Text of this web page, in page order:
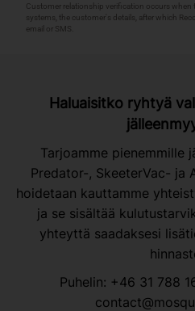
Haluaisitko ryhtyä
Tarjoamme pienemmille
Predator-, SkeeterVac- ja
hoidetaan kauttamme
ja se sisältää
yhteyttä saadaksesi
Puhelin: +46 31 788